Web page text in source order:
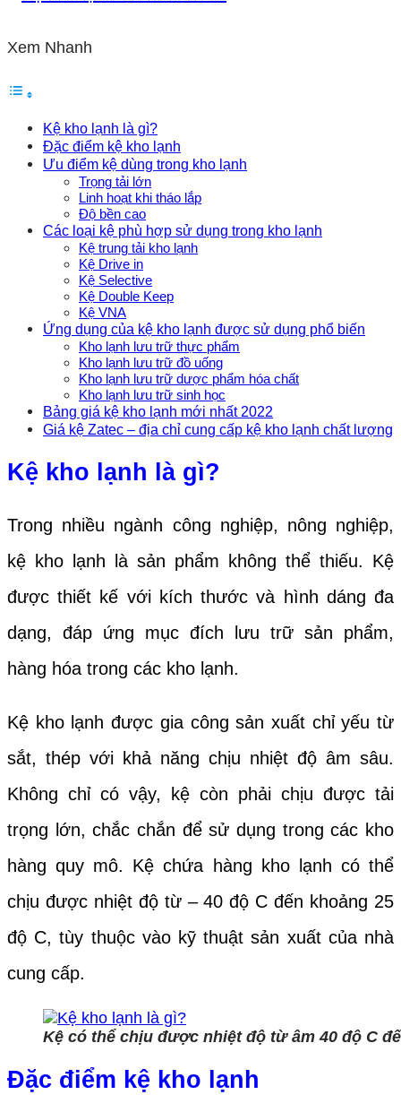
Xem Nhanh
Kệ kho lạnh là gì?
Đặc điểm kệ kho lạnh
Ưu điểm kệ dùng trong kho lạnh
Trọng tải lớn
Linh hoạt khi tháo lắp
Độ bền cao
Các loại kệ phù hợp sử dụng trong kho lạnh
Kệ trung tải kho lạnh
Kệ Drive in
Kệ Selective
Kệ Double Keep
Kệ VNA
Ứng dụng của kệ kho lạnh được sử dụng phổ biến
Kho lạnh lưu trữ thực phẩm
Kho lạnh lưu trữ đồ uống
Kho lạnh lưu trữ dược phẩm hóa chất
Kho lạnh lưu trữ sinh học
Bảng giá kệ kho lạnh mới nhất 2022
Giá kệ Zatec – địa chỉ cung cấp kệ kho lạnh chất lượng
Kệ kho lạnh là gì?
Trong nhiều ngành công nghiệp, nông nghiệp,
kệ kho lạnh là sản phẩm không thể thiếu. Kệ
được thiết kế với kích thước và hình dáng đa
dạng, đáp ứng mục đích lưu trữ sản phẩm,
hàng hóa trong các kho lạnh.
Kệ kho lạnh được gia công sản xuất chỉ yếu từ
sắt, thép với khả năng chịu nhiệt độ âm sâu.
Không chỉ có vậy, kệ còn phải chịu được tải
trọng lớn, chắc chắn để sử dụng trong các kho
hàng quy mô. Kệ chứa hàng kho lạnh có thể
chịu được nhiệt độ từ – 40 độ C đến khoảng 25
độ C, tùy thuộc vào kỹ thuật sản xuất của nhà
cung cấp.
Kệ có thể chịu được nhiệt độ từ âm 40 độ C
Đặc điểm kệ kho lạnh